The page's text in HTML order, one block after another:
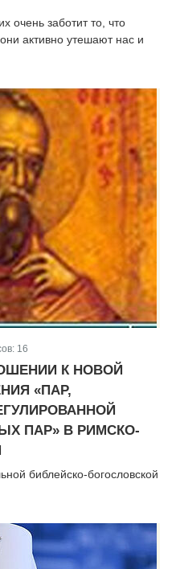
очень заботит то, что
активно утешают нас и
16
К НОВОЙ
«ПАР,
ПАР» В РИМСКО-
библейско-богословской